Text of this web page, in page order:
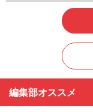
編集部オススメ